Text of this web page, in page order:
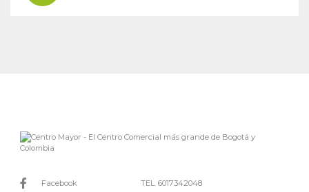
Facebook TEL. 6017342048